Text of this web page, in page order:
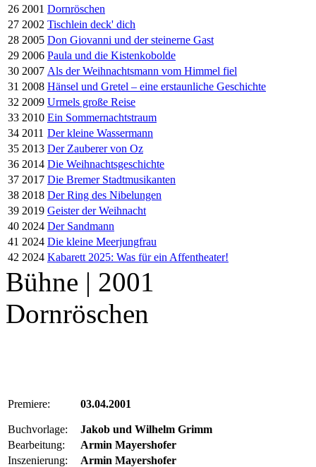
26 2001 Dornröschen
27 2002 Tischlein deck' dich
28 2005 Don Giovanni und der steinerne Gast
29 2006 Paula und die Kistenkobolde
30 2007 Als der Weihnachtsmann vom Himmel fiel
31 2008 Hänsel und Gretel – eine erstaunliche Geschichte
32 2009 Urmels große Reise
33 2010 Ein Sommernachtstraum
34 2011 Der kleine Wassermann
35 2013 Der Zauberer von Oz
36 2014 Die Weihnachtsgeschichte
37 2017 Die Bremer Stadtmusikanten
38 2018 Der Ring des Nibelungen
39 2019 Geister der Weihnacht
40 2024 Der Sandmann
41 2024 Die kleine Meerjungfrau
42 2024 Kabarett 2025: Was für ein Affentheater!
Bühne | 2001
Dornröschen
Premiere: 03.04.2001
Buchvorlage:
Jakob und Wilhelm Grimm
Bearbeitung:
Armin Mayershofer
Inszenierung:
Armin Mayershofer